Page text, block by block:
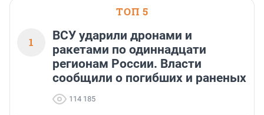
ТОП 5
1
ВСУ ударили дронами и
ракетами по одиннадцати
регионам России. Власти
сообщили о погибших и раненых
114 185